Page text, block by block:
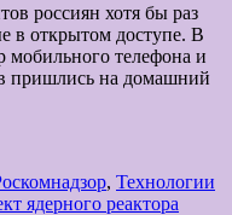
россиян хотя бы раз
в открытом доступе. В
мобильного телефона и
пришлись на домашний
, Технологии
ядерного реактора